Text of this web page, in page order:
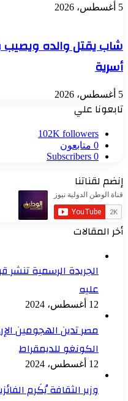
5 أغسطس، 2026
شاب يقتل والده ويصيب
أسرية
5 أغسطس، 2026
تابعونا علي
102K followers
0 متابعون
0
Subscribers
إنضم لقناتنا
أخر المقالات
الجريدة الرسمية تنشر
عليه
12 أغسطس، 2024
مصر تدين الهجومين
الكونغو للديمقراط
12 أغسطس، 2024
وزير الثقافة يُكَرم